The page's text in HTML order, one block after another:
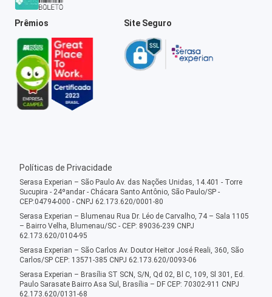
Prêmios Site Seguro
Políticas de Privacidade
Serasa Experian – São Paulo Av. das Nações Unidas, 14.401 - Torre
Sucupira - 24ºandar - Chácara Santo Antônio, São Paulo/SP -
CEP:04794-000 - CNPJ 62.173.620/0001-80
Serasa Experian – Blumenau Rua Dr. Léo de Carvalho, 74 – Sala 1105
– Bairro Velha, Blumenau/SC - CEP: 89036-239 CNPJ
62.173.620/0104-95
Serasa Experian – São Carlos Av. Doutor Heitor José Reali, 360, São
Carlos/SP CEP: 13571-385 CNPJ 62.173.620/0093-06
Serasa Experian – Brasília ST SCN, S/N, Qd 02, Bl C, 109, Sl 301, Ed.
Paulo Sarasate Bairro Asa Sul, Brasília – DF CEP: 70302-911 CNPJ
62.173.620/0131-68